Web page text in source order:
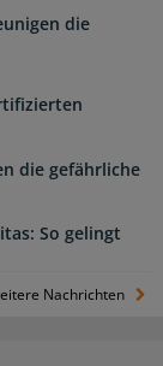
die
die gefährliche
So gelingt
Nachrichten